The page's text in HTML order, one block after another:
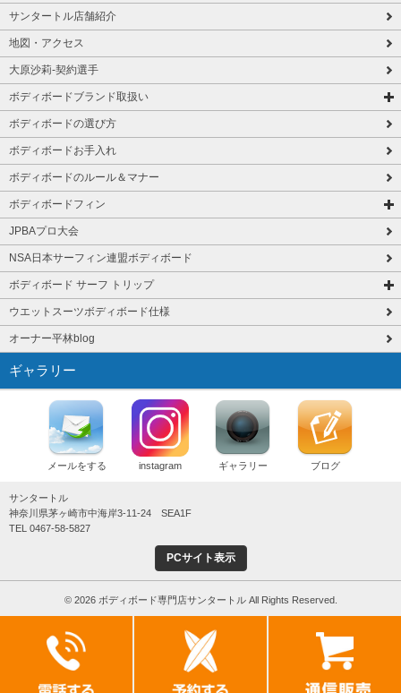
サンタートル店舗紹介
地図・アクセス
大原沙莉-契約選手
ボディボードブランド取扱い
ボディボードの選び方
ボディボードお手入れ
ボディボードのルール＆マナー
ボディボードフィン
JPBAプロ大会
NSA日本サーフィン連盟ボディボード
ボディボード サーフ トリップ
ウエットスーツボディボード仕様
オーナー平林blog
ギャラリー
メールをする instagram ギャラリー ブログ
サンタートル
神奈川県茅ヶ崎市中海岸3-11-24 SEA1F
TEL 0467-58-5827
PCサイト表示
© 2026 ボディボード専門店サンタートル All Rights Reserved.